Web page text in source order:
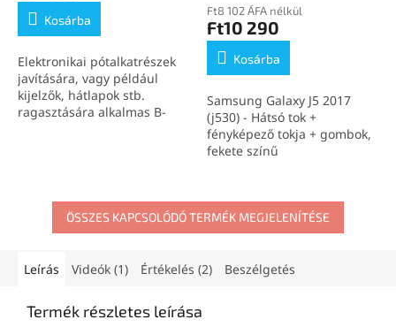
Kosárba
Elektronikai pótalkatrészek
javítására, vagy például
kijelzők, hátlapok stb.
ragasztására alkalmas B-
Ft8 102 ÁFA nélkül
Ft10 290
Kosárba
Samsung Galaxy J5 2017
(j530) - Hátsó tok +
fényképező tokja + gombok,
fekete színű
ÖSSZES KAPCSOLÓDÓ TERMÉK MEGJELENÍTÉSE
Leírás Videók (1) Értékelés (2) Beszélgetés
Termék részletes leírása